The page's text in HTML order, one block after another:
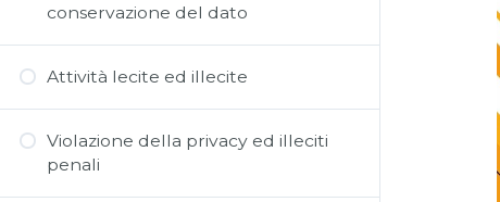
conservazione del dato
Attività lecite ed illecite
Violazione della privacy ed illeciti
penali